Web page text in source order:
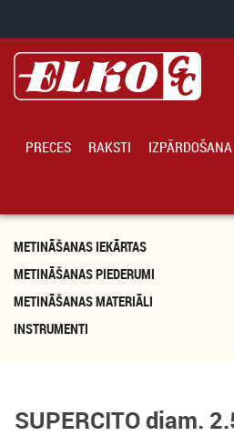
PRECES RAKSTI IZPĀRDOŠANA
METINĀŠANAS IEKĀRTAS
METINĀŠANAS PIEDERUMI
METINĀŠANAS MATERIĀLI
INSTRUMENTI
SUPERCITO diam.